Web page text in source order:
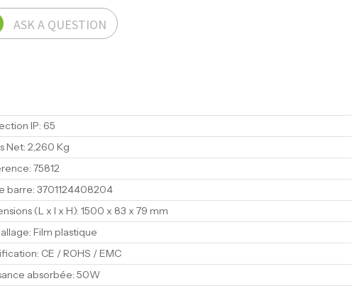
ASK A QUESTION
IP: 65
Net: 2,260 Kg
: 75812
barre: 3701124408204
(L x I x H): 1500 x 83 x 79 mm
: Film plastique
: CE / ROHS / EMC
absorbée: 50W